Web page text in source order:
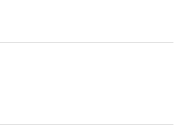
dia de cada mês.